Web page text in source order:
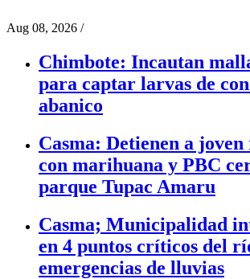
Aug 08, 2026 /
Chimbote: Incautan
para captar larvas de
abanico
Casma: Detienen a
con marihuana y PBC
parque Tupac Amaru
Casma; Municipalidad
en 4 puntos críticos del
emergencias de lluvias